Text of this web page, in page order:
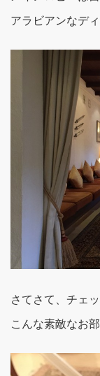
アラビアンなデ
さてさて、チェッ
こんな素敵なお